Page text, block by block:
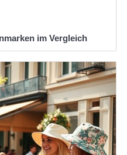
im Vergleich